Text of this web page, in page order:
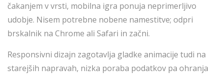
čakanjem v vrsti, mobilna igra ponuja neprimerljivo
udobje. Nisem potrebne nobene namestitve; odpri
brskalnik na Chrome ali Safari in začni.
Responsivni dizajn zagotavlja gladke animacije tudi na
starejših napravah, nizka poraba podatkov pa ohranja